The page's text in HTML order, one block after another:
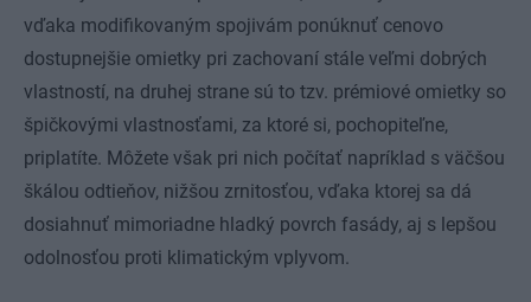
vďaka modifikovaným spojivám ponúknuť cenovo
dostupnejšie omietky pri zachovaní stále veľmi dobrých
vlastností, na druhej strane sú to tzv. prémiové omietky so
špičkovými vlastnosťami, za ktoré si, pochopiteľne,
priplatíte. Môžete však pri nich počítať napríklad s väčšou
škálou odtieňov, nižšou zrnitosťou, vďaka ktorej sa dá
dosiahnuť mimoriadne hladký povrch fasády, aj s lepšou
odolnosťou proti klimatickým vplyvom.